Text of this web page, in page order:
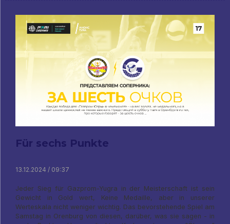
Für sechs Punkte
13.12.2024 / 09:37
Jeder Sieg für Gazprom-Yugra in der Meisterschaft ist sein
Gewicht in Gold wert, Keine Medaille, aber in unserer
Werteskala nicht weniger wichtig. Das bevorstehende Spiel am
Samstag in Orenburg von diesen, darüber, was sie sagen - in